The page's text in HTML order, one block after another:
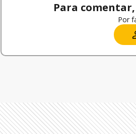
Para
Por